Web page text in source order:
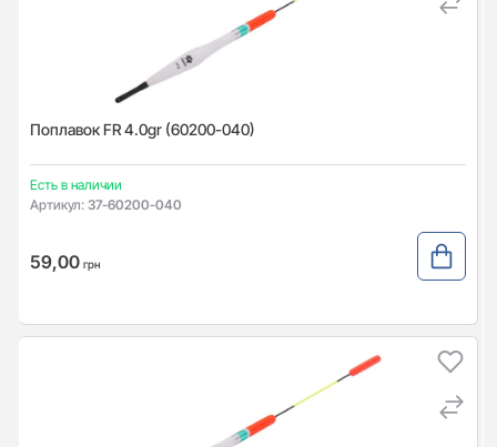
Поплавок FR 4.0gr (60200-040)
Есть в наличии
Артикул: 37-60200-040
59,00 грн